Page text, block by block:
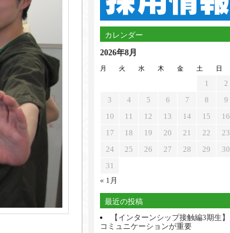
カレンダー
2026年8月
月 火 水 木 金 土 日
1
2
3
4 5 6 7 8
9
10
11 12 13 14 15
16
17
18 19 20 21 22
23
24
25 26 27 28 29
30
31
« 1月
最近の投稿
【インターンシップ接触編3期生】
コミュニケーションが重要